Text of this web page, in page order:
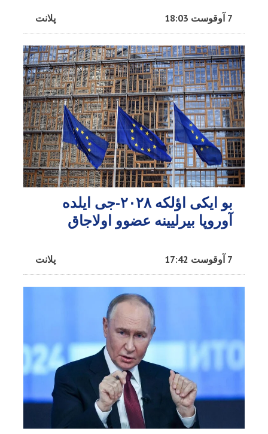
پلانت 7 آوقوست 18:03
بو ایکی اؤلکه ۲۰۲۸-جی ایلده
آوروپا بیرلیینه عضوو اولاجاق
پلانت 7 آوقوست 17:42